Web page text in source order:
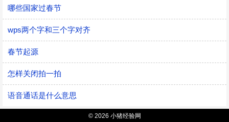
哪些国家过春节
wps两个字和三个字对齐
春节起源
怎样关闭拍一拍
语音通话是什么意思
© 2026 小猪经验网